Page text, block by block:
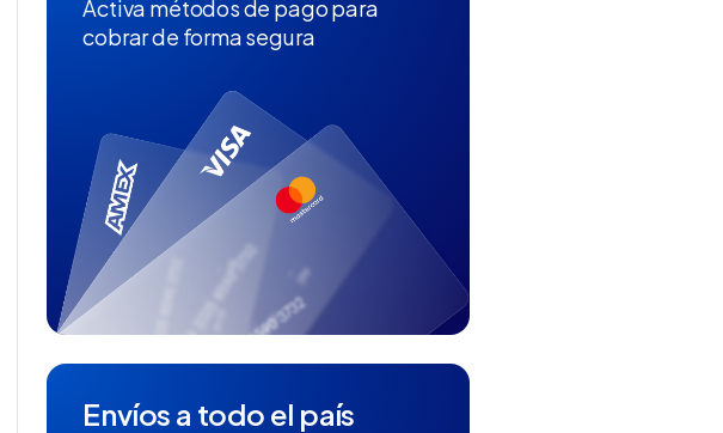
Activa métodos de pago para
cobrar de forma segura
Envíos a todo el país